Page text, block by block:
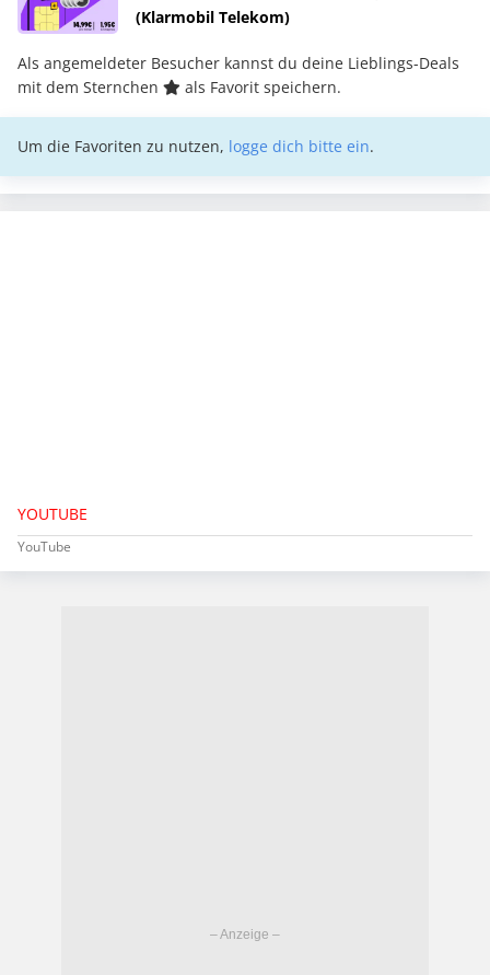
(Klarmobil Telekom)
Als angemeldeter Besucher kannst du deine Lieblings-Deals
mit dem Sternchen
als Favorit speichern.
Um die Favoriten zu nutzen, logge dich bitte ein.
YOUTUBE
YouTube